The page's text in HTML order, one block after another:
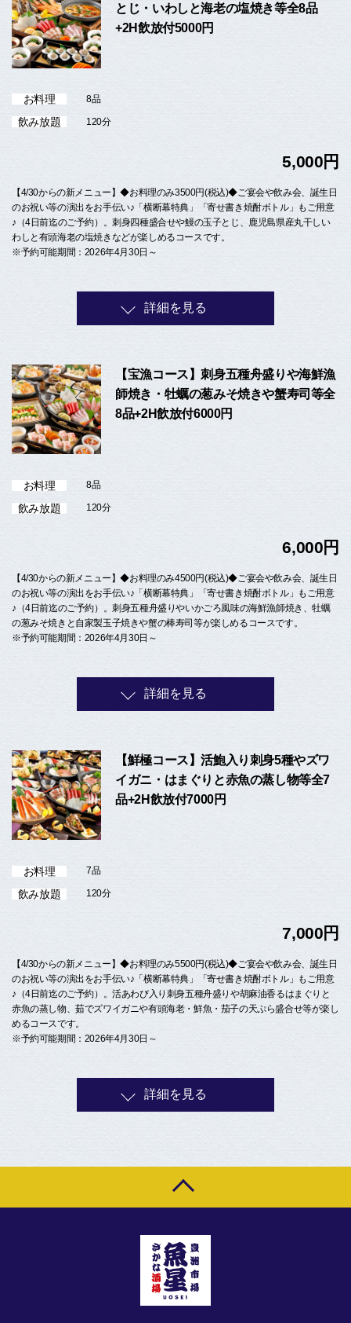
とじ・いわしと海老の塩焼き等全8品
+2H飲放付5000円
お料理 8品
飲み放題 120分
5,000円
【4/30からの新メニュー】◆お料理のみ3500円(税込)◆ご宴会や飲み会、誕生日
のお祝い等の演出をお手伝い♪「横断幕特典」「寄せ書き焼酎ボトル」もご用意
♪（4日前迄のご予約）。刺身四種盛合せや鰻の玉子とじ、鹿児島県産丸干しい
わしと有頭海老の塩焼きなどが楽しめるコースです。
※予約可能期間：2026年4月30日～
詳細を見る
【宝漁コース】刺身五種舟盛りや海鮮漁
師焼き・牡蠣の葱みそ焼きや蟹寿司等全
8品+2H飲放付6000円
お料理 8品
飲み放題 120分
6,000円
【4/30からの新メニュー】◆お料理のみ4500円(税込)◆ご宴会や飲み会、誕生日
のお祝い等の演出をお手伝い♪「横断幕特典」「寄せ書き焼酎ボトル」もご用意
♪（4日前迄のご予約）。刺身五種舟盛りやいかごろ風味の海鮮漁師焼き、牡蠣
の葱みそ焼きと自家製玉子焼きや蟹の棒寿司等が楽しめるコースです。
※予約可能期間：2026年4月30日～
詳細を見る
【鮮極コース】活鮑入り刺身5種やズワ
イガニ・はまぐりと赤魚の蒸し物等全7
品+2H飲放付7000円
お料理 7品
飲み放題 120分
7,000円
【4/30からの新メニュー】◆お料理のみ5500円(税込)◆ご宴会や飲み会、誕生日
のお祝い等の演出をお手伝い♪「横断幕特典」「寄せ書き焼酎ボトル」もご用意
♪（4日前迄のご予約）。活あわび入り刺身五種舟盛りや胡麻油香るはまぐりと
赤魚の蒸し物、茹でズワイガニや有頭海老・鮮魚・茄子の天ぷら盛合せ等が楽し
めるコースです。
※予約可能期間：2026年4月30日～
詳細を見る